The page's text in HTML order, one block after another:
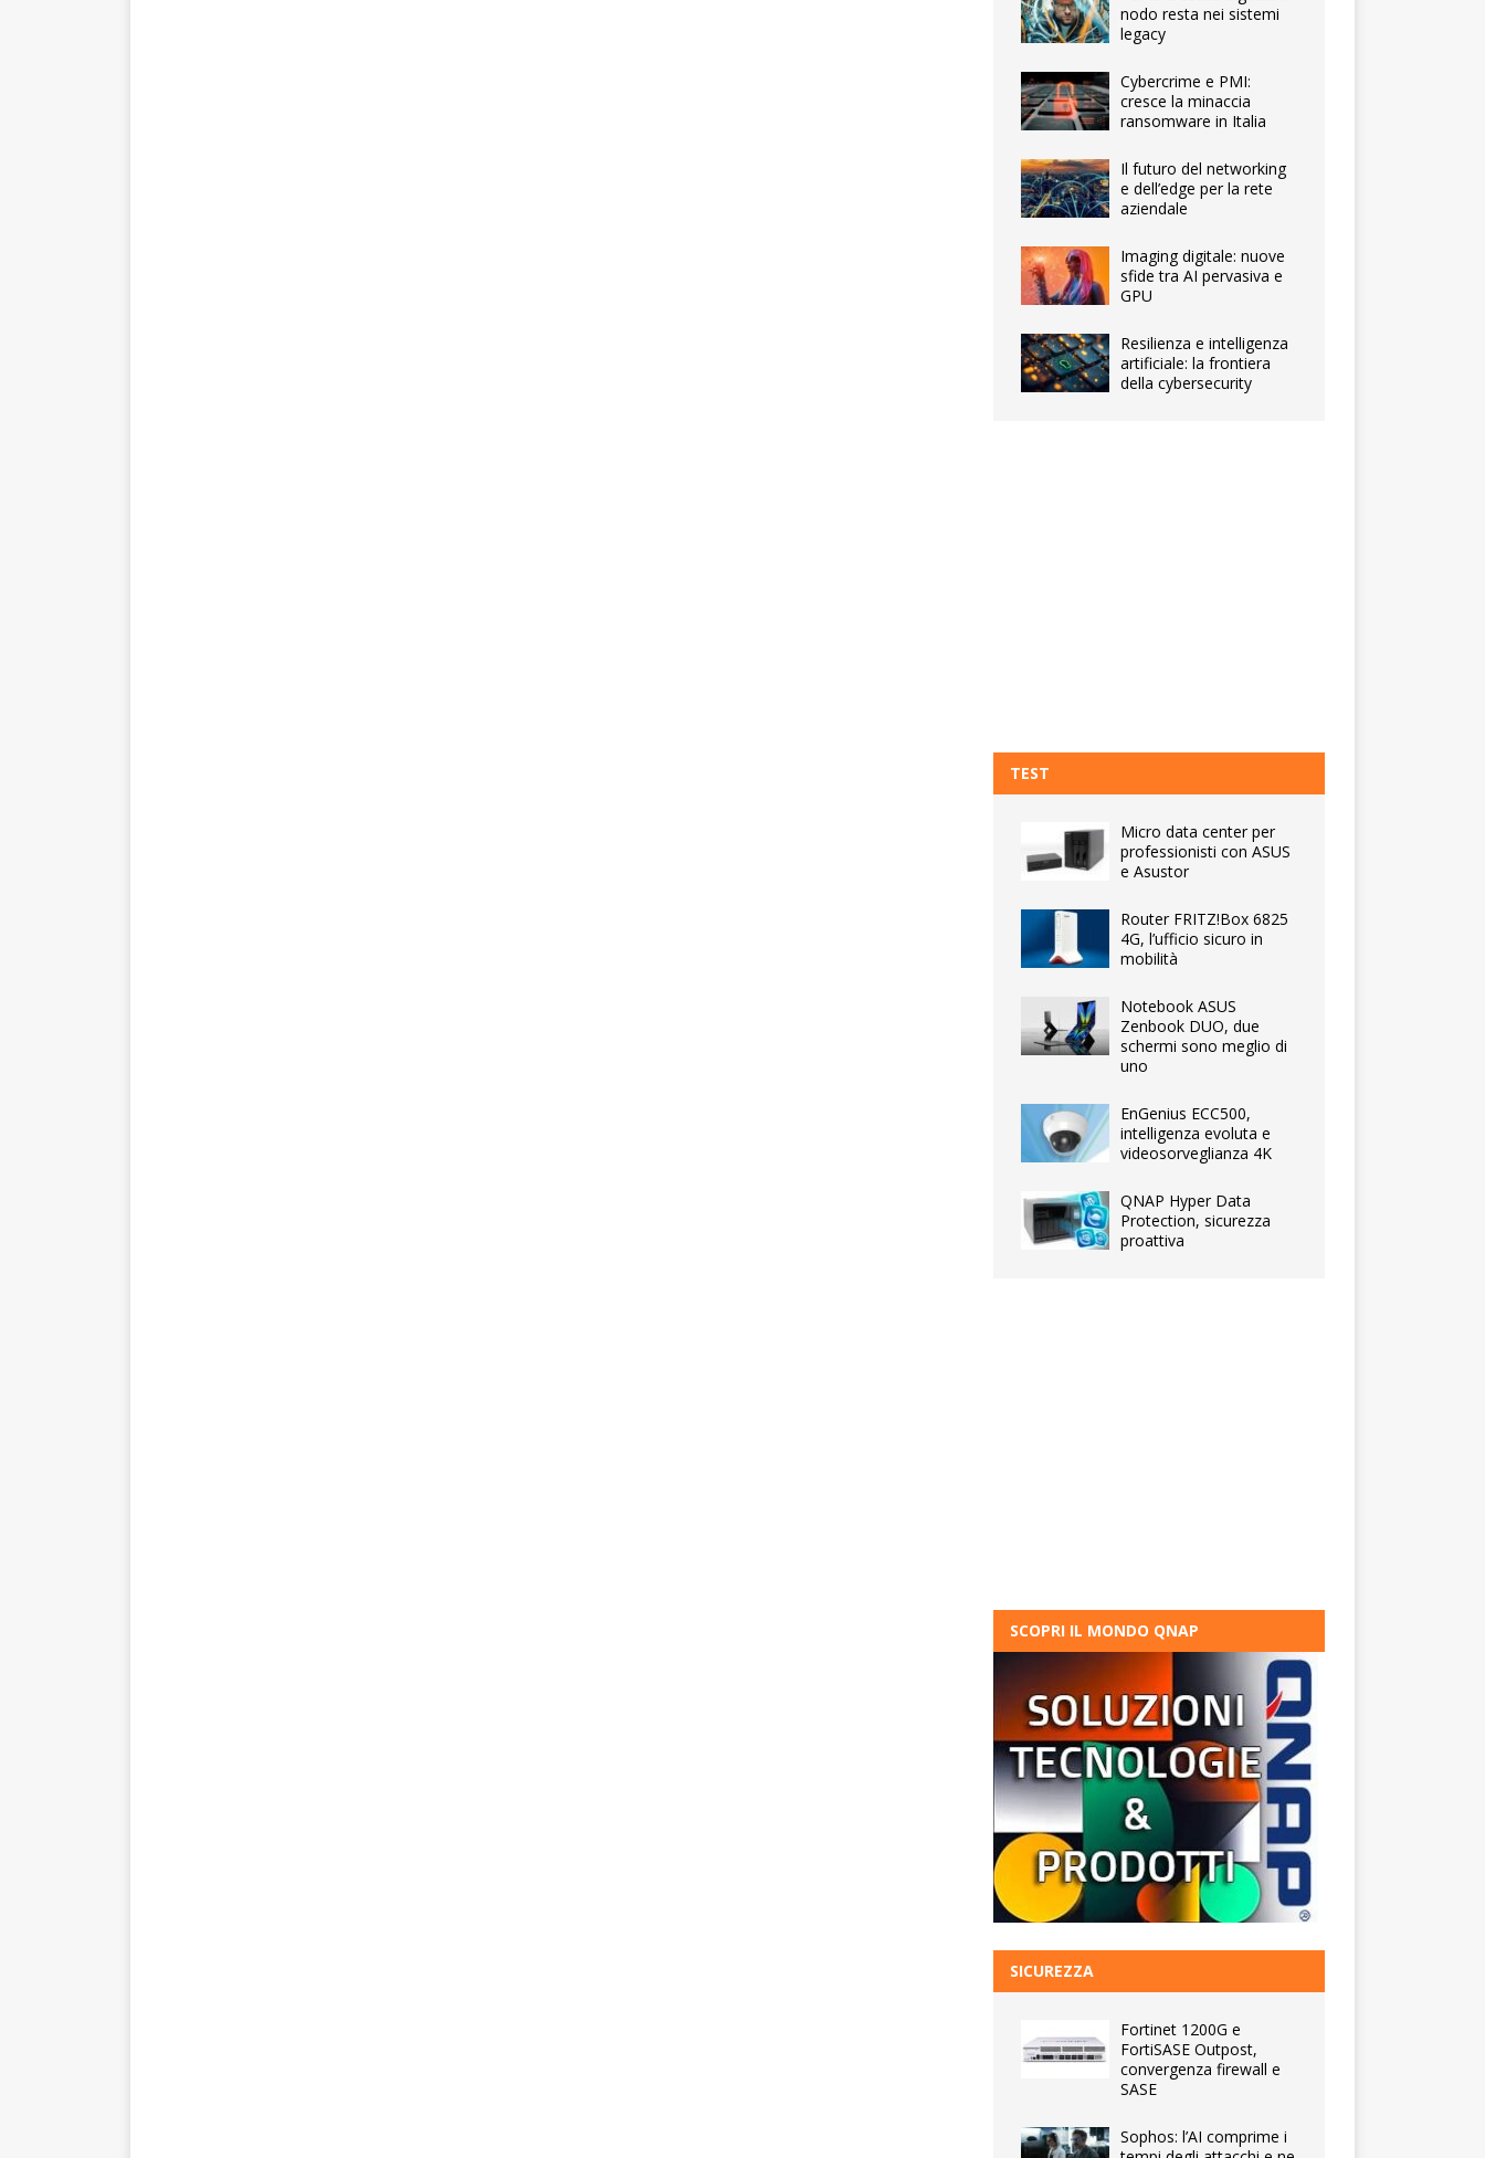
nodo resta nei sistemi
legacy
Cybercrime e PMI:
cresce la minaccia
ransomware in Italia
Il futuro del networking
e dell’edge per la rete
aziendale
Imaging digitale: nuove
sfide tra AI pervasiva e
GPU
Resilienza e intelligenza
artificiale: la frontiera
della cybersecurity
TEST
Micro data center per
professionisti con ASUS
e Asustor
Router FRITZ!Box 6825
4G, l’ufficio sicuro in
mobilità
Notebook ASUS
Zenbook DUO, due
schermi sono meglio di
uno
EnGenius ECC500,
intelligenza evoluta e
videosorveglianza 4K
QNAP Hyper Data
Protection, sicurezza
proattiva
SCOPRI IL MONDO QNAP
SICUREZZA
Fortinet 1200G e
FortiSASE Outpost,
convergenza firewall e
SASE
Sophos: l’AI comprime i